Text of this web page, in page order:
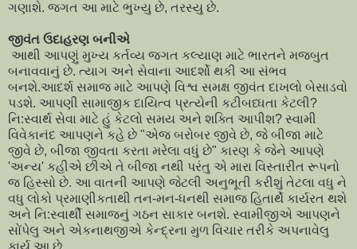
ગણાશે. જગત આ માટે ભુખ્યુ છે, તરસ્યુ છે.
જીવંત ઉદાહરણ બનીએ
આથી આપણું મુખ્ય કર્તવ્ય જગત કલ્યાણ માટે ભારતને મજબુત
બનાવવાનું છે. ત્યાગ અને સેવાના આદર્શો થકી આ સંભવ
બનશે.આદર્શ સમાજ માટે આપણે વિશ્વ સમક્ષ જીવંત દાખલો બેસાડવો
પડશે. આપણી સામાજીક દાયિત્વ પ્રત્યેની કટીબધ્ધતા કેટલી?
નિ:સ્વાર્થ સેવા માટે હું કેટલો સમય અને શક્તિ આપીશ? સ્વામી
વિવેકાનંદ આપણને કહે છે "એજ બરોબર જીવે છે, જે બીજા માટે
જીવે છે, બીજા જીવતા કરતા મરેલા વધું છે" કારણ કે જેને આપણે
'અન્ય' કહીએ છીએ તે બીજા નથી પરંતુ એ મારા વિસ્તારીત રૂપનો
જ હિસ્સો છે. આ વાતની આપણે જેટલી અનુભૂતી કરીશું તેટલા વધુ ને
વધુ લોકો પ્રમાણીકતાથી તન-મન-ધનથી સમાજ હિતાર્થે કાર્યરત થશે
અને નિ:સ્વાર્થી સમાજનું ગઠન સાકાર બનશે. સ્વામીજીએ આપણને
સોંપેલુ અને એકનાથજીએ કેન્દ્રના મુળ વિચાર તરીકે અપનાવેલુ
કાર્ય આ છે.